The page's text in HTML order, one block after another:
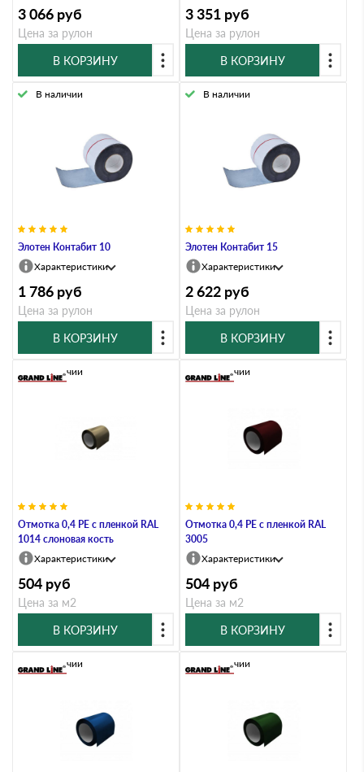
3 066 руб
Цена за рулон
В КОРЗИНУ
3 351 руб
Цена за рулон
В КОРЗИНУ
Элотен Контабит 10
В наличии
Характеристики
1 786 руб
Цена за рулон
В КОРЗИНУ
Элотен Контабит 15
В наличии
Характеристики
2 622 руб
Цена за рулон
В КОРЗИНУ
Отмотка 0,4 PE с пленкой RAL
1014 слоновая кость
В наличии
Характеристики
504 руб
Цена за м2
В КОРЗИНУ
Отмотка 0,4 PE с пленкой RAL
3005
В наличии
Характеристики
504 руб
Цена за м2
В КОРЗИНУ
В наличии В наличии